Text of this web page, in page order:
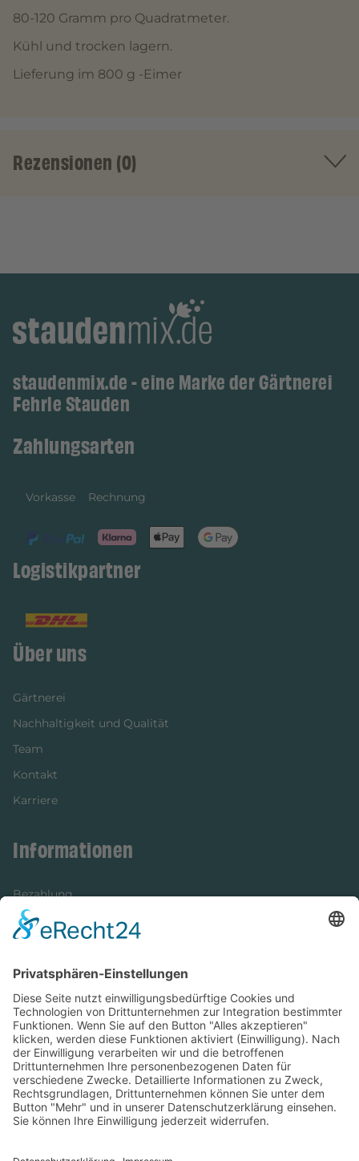
80-120 Gramm pro Quadratmeter.
Kühl und trocken lagern.
Lieferung im 800 g -Eimer
Rezensionen (0)
staudenmix.de - eine Marke der Gärtnerei
Fehrle Stauden
Zahlungsarten
Vorkasse Rechnung
Logistikpartner
Über uns
Gärtnerei
Nachhaltigkeit und Qualität
Team
Kontakt
Karriere
Informationen
Bezahlung
Newsletter
Versandinformationen
Verfügbarkeit/Verträglichkeit
Rechtliches
Widerrufsrecht und Widerrufsformular
Impressum
Datenschutzerklärung